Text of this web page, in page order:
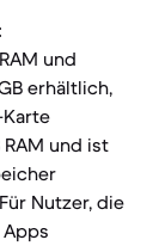
und
erhältlich,
und ist
Nutzer, die